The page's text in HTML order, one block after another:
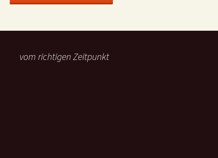
vom richtigen Zeitpunkt